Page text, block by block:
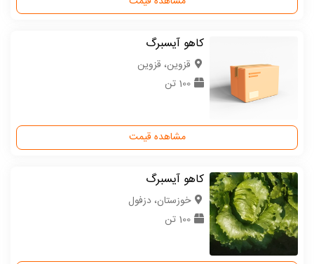
کاهو آیسبرگ
قزوین، قزوین
100 تن
مشاهده قیمت
کاهو آیسبرگ
خوزستان، دزفول
100 تن